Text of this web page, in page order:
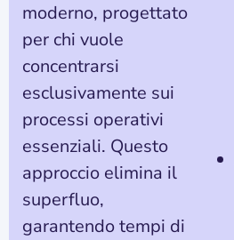
moderno, progettato
per chi vuole
concentrarsi
esclusivamente sui
processi operativi
essenziali. Questo
approccio elimina il
superfluo,
garantendo tempi di